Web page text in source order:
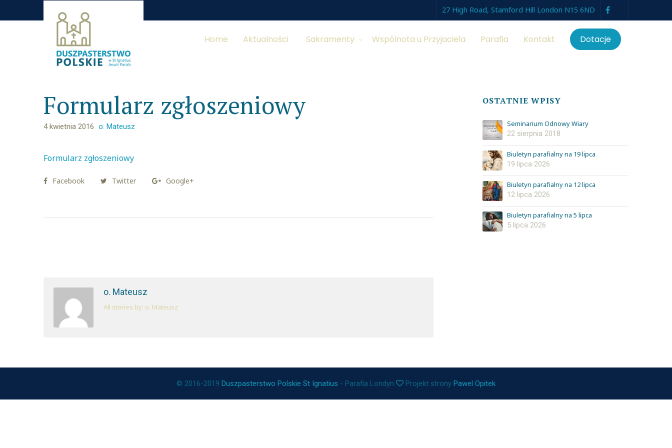
27 High Road, Stamford Hill London N15 6ND
Home Aktualności Sakramenty Wspólnota u Przyjaciela Parafia Kontakt Dotacje
Formularz zgłoszeniowy
4 kwietnia 2016 o. Mateusz
Formularz zgłoszeniowy
Facebook Twitter Google+
o. Mateusz
All stories by: o. Mateusz
OSTATNIE WPISY
Seminarium Odnowy Wiary
22 sierpnia 2018
Biuletyn parafialny na 19 lipca
19 lipca 2026
Biuletyn parafialny na 12 lipca
12 lipca 2026
Biuletyn parafialny na 5 lipca
5 lipca 2026
© 2016-2019 Duszpasterstwo Polskie St Ignatius - Parafia Londyn Projekt strony Pawel Opitek